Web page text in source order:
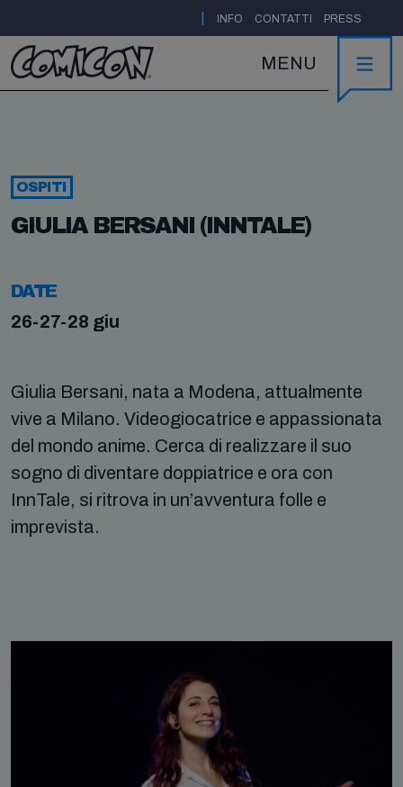
INFO CONTATTI PRESS
MENU
OSPITI
GIULIA BERSANI (INNTALE)
DATE
26-27-28 giu
Giulia Bersani, nata a Modena, attualmente
vive a Milano. Videogiocatrice e appassionata
del mondo anime. Cerca di realizzare il suo
sogno di diventare doppiatrice e ora con
InnTale, si ritrova in un’avventura folle e
imprevista.